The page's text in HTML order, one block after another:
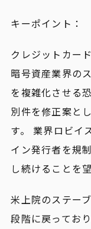
キーポイント：
クレジットカー
暗号資産業界の
を複雑化させる
別件を修正案と
す。 業界ロビイ
イン発行者を規
し続けることを
米上院のステー
段階に戻ってお